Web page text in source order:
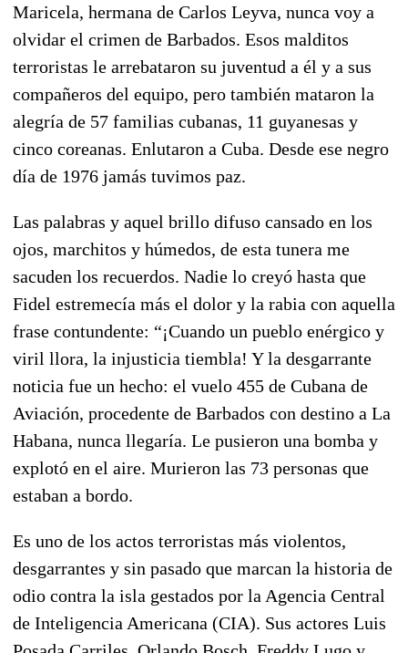
Maricela, hermana de Carlos Leyva, nunca voy a
olvidar el crimen de Barbados. Esos malditos
terroristas le arrebataron su juventud a él y a sus
compañeros del equipo, pero también mataron la
alegría de 57 familias cubanas, 11 guyanesas y
cinco coreanas. Enlutaron a Cuba. Desde ese negro
día de 1976 jamás tuvimos paz.
Las palabras y aquel brillo difuso cansado en los
ojos, marchitos y húmedos, de esta tunera me
sacuden los recuerdos. Nadie lo creyó hasta que
Fidel estremecía más el dolor y la rabia con aquella
frase contundente: “¡Cuando un pueblo enérgico y
viril llora, la injusticia tiembla! Y la desgarrante
noticia fue un hecho: el vuelo 455 de Cubana de
Aviación, procedente de Barbados con destino a La
Habana, nunca llegaría. Le pusieron una bomba y
explotó en el aire. Murieron las 73 personas que
estaban a bordo.
Es uno de los actos terroristas más violentos,
desgarrantes y sin pasado que marcan la historia de
odio contra la isla gestados por la Agencia Central
de Inteligencia Americana (CIA). Sus actores Luis